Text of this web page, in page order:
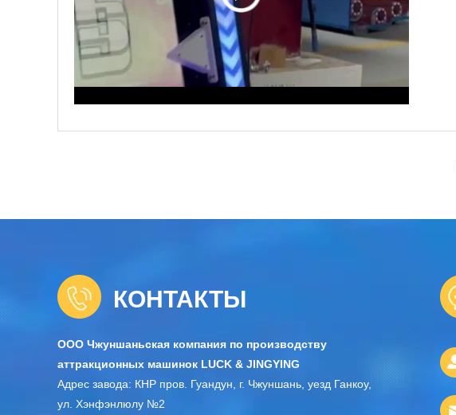
КОНТАКТЫ
ООО Чжуншаньская компания по производству
аттракционных машинок LUCK & JINGYING
Адрес завода: КНР пров. Гуандун, г. Чжуншань, уезд Ганкоу,
ул. Хэнфэнлюлу №2